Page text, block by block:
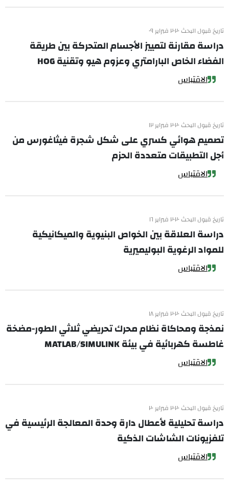
تاريخ قبول البحث ٢٠٢٠ فبراير ٠٩
دراسة مقارنة لتمييز الأجسام المتحركة بين طريقة
الفضاء الخاص البارامتري وعزوم هيو وتقنية HOG
الاقتباس
تاريخ قبول البحث ٢٠٢٠ فبراير ١٢
تصميم هوائي كسري على شكل شجرة فيثاغورس من
أجل التطبيقات متعددة الحزم
الاقتباس
تاريخ قبول البحث ٢٠٢٠ فبراير ١٦
دراسة العلاقة بين الخواص البنيوية والميكانيكية
للمواد الرغوية البوليميرية
الاقتباس
تاريخ قبول البحث ٢٠٢٠ فبراير ١٨
نمذجة ومحاكاة نظام محرك تحريضي ثلاثي الطور-مضخة
غاطسة كهربائية في بيئة MATLAB/SIMULINK
الاقتباس
تاريخ قبول البحث ٢٠٢٠ فبراير ٢٠
دراسة تحليلية لأعطال دارة وحدة المعالجة الرئيسية في
تلفزيونات الشاشات الذكية
الاقتباس